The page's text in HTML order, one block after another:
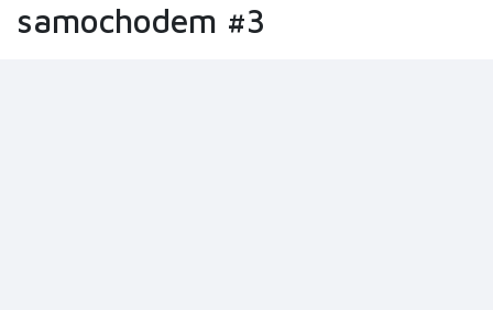
samochodem #3